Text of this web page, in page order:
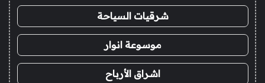
شرقيات السياحة
موسوعة انوار
اشراق الأرباح